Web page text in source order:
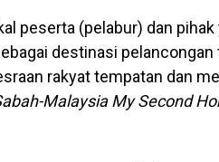
peserta (pelabur) dan
destinasi
rakyat tempatan dan
Malaysia My Second